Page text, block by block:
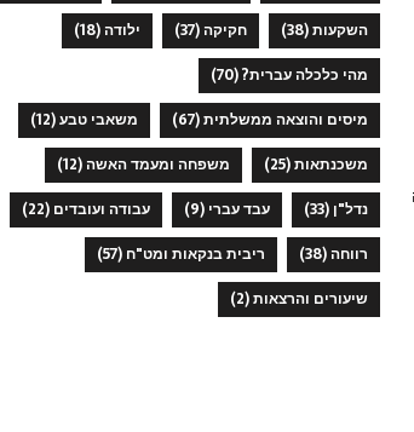
השקעות(38) חקיקה(37) ילודה(18)
מהי כלכלה עברית?(70)
מיסים והוצאה ממשלתית(67) משאבי טבע(12)
משכנתאות(25) משפחה ומעמד האשה(12)
נדל"ן (33) עבד עברי (9) עבודה ועובדים (22)
רווחה(38) ריבית בנקאות ומט"ח (57)
שיעורים והרצאות(2)